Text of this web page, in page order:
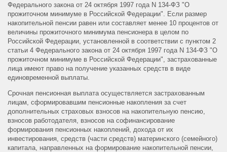
Федерального закона от 24 октября 1997 года N 134-ФЗ "О
прожиточном минимуме в Российской Федерации". Если размер
накопительной пенсии равен или составляет менее 10 процентов от
величины прожиточного минимума пенсионера в целом по
Российской Федерации, установленной в соответствии с пунктом 2
статьи 4 Федерального закона от 24 октября 1997 года N 134-ФЗ "О
прожиточном минимуме в Российской Федерации", застрахованные
лица имеют право на получение указанных средств в виде
единовременной выплаты.
Срочная пенсионная выплата осуществляется застрахованным
лицам, сформировавшим пенсионные накопления за счет
дополнительных страховых взносов на накопительную пенсию,
взносов работодателя, взносов на софинансирование
формирования пенсионных накоплений, дохода от их
инвестирования, средств (части средств) материнского (семейного)
капитала, направленных на формирование накопительной пенсии,